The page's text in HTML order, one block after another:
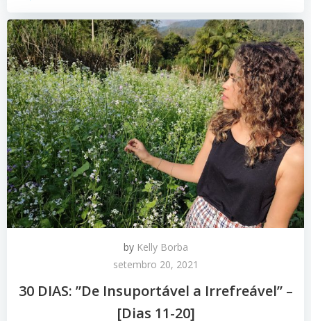
by Kelly Borba
setembro 20, 2021
30 DIAS: ”De Insuportável a Irrefreável” –
[Dias 11-20]